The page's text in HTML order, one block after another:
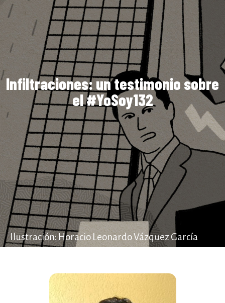
Infiltraciones: un testimonio sobre
el #YoSoy132
Ilustración: Horacio Leonardo Vázquez García